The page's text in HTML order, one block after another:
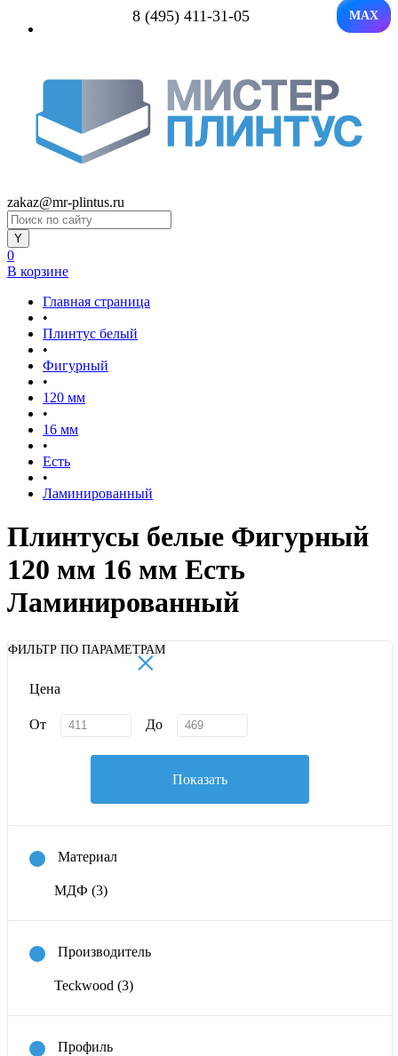
8 (495) 411-31-05 MAX
zakaz@mr-plintus.ru
0
В корзине
Главная страница
•
Плинтус белый
•
Фигурный
•
120 мм
•
16 мм
•
Есть
•
Ламинированный
Плинтусы белые Фигурный
120 мм 16 мм Есть
Ламинированный
ФИЛЬТР ПО ПАРАМЕТРАМ
×
Цена
От До
Показать
Материал
МДФ (3)
Производитель
Teckwood (3)
Профиль